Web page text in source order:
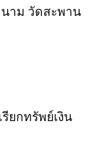
าม​ วัดสะพาน
ยก​ทรัพย์เงิน